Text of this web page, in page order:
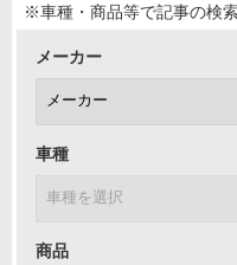
※車種・商品等で記事の検
メーカー
車種
商品